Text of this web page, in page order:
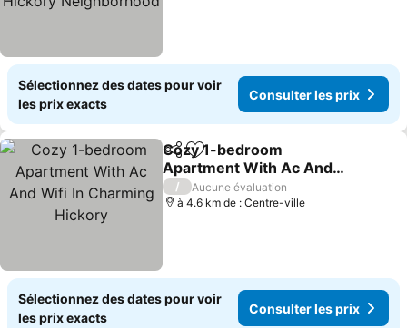
Sélectionnez des dates pour voir
les prix exacts
Consulter les prix
PartagerAjouter à mes favoris
Cozy 1-bedroom
Apartment With Ac And
Wifi In Charming Hickory
/
Aucune évaluation
à 4.6 km de : Centre-ville
Sélectionnez des dates pour voir
les prix exacts
Consulter les prix